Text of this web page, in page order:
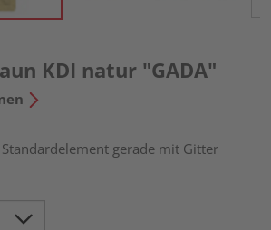
KDI natur "GADA"
gerade mit Gitter